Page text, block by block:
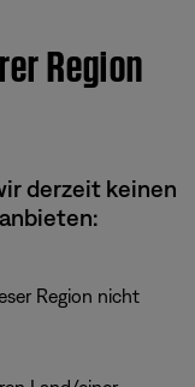
Region
derzeit keinen
Region nicht